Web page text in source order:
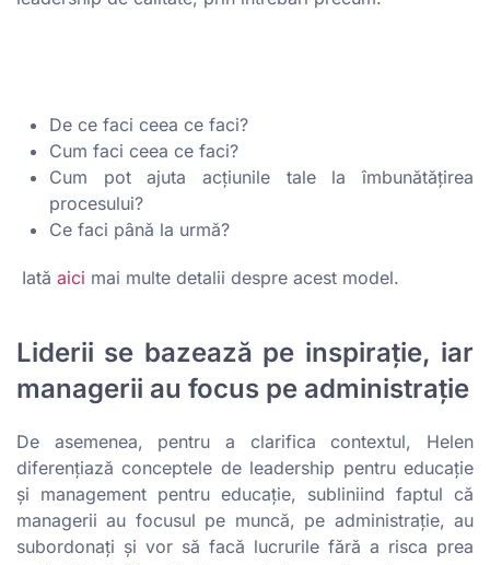
De ce faci ceea ce faci?
Cum faci ceea ce faci?
Cum pot ajuta acțiunile tale la îmbunătățirea
procesului?
Ce faci până la urmă?
Iată aici mai multe detalii despre acest model.
Liderii se bazează pe inspirație, iar
managerii au focus pe administrație
De asemenea, pentru a clarifica contextul, Helen
diferențiază conceptele de leadership pentru educație
și management pentru educație, subliniind faptul că
managerii au focusul pe muncă, pe administrație, au
subordonați și vor să facă lucrurile fără a risca prea